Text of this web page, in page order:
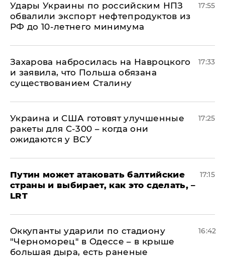
Удары Украины по российским НПЗ
обвалили экспорт нефтепродуктов из
РФ до 10-летнего минимума
17:55
​Захарова набросилась на Навроцкого
и заявила, что Польша обязана
существованием Сталину
17:33
Украина и США готовят улучшенные
ракеты для С-300 – когда они
ожидаются у ВСУ
17:25
Путин может атаковать балтийские
страны и выбирает, как это сделать, –
LRT
17:15
Оккупанты ударили по стадиону
"Черноморец" в Одессе – в крыше
большая дыра, есть раненые
16:42